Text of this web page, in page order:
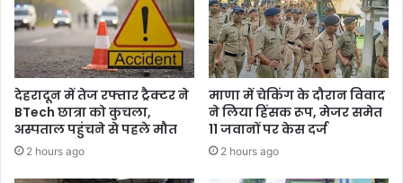
देहरादून में तेज रफ्तार ट्रैक्टर ने
BTech छात्रा को कुचला,
अस्पताल पहुंचने से पहले मौत
2 hours ago
माणा में चेकिंग के दौरान विवाद
ने लिया हिंसक रूप, मेजर समेत
11 जवानों पर केस दर्ज
2 hours ago